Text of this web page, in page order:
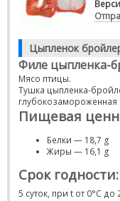
Цыпленок
Филе цыпленка-
Мясо птицы.
Тушка цыпленка-
глубокозамороженная
Пищевая
Белки — 18,7 g
Жиры — 16,1 g
Срок годности:
5 суток, при t от 0°С